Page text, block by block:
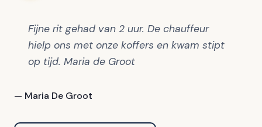
Fijne rit gehad van 2 uur. De chauffeur
hielp ons met onze koffers en kwam stipt
op tijd. Maria de Groot
— Maria De Groot